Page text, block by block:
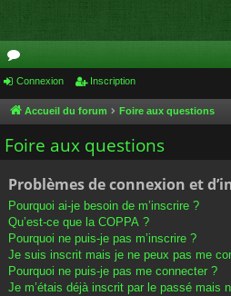
or
u
m
Connexion Inscription
Accueil du forum Foire aux questions
Foire aux questions
Problèmes de connexion et
Pourquoi ai-je besoin de m’inscrire ?
Qu’est-ce que la COPPA ?
Pourquoi ne puis-je pas m’inscrire ?
Je suis inscrit mais je ne peux pas me
Pourquoi ne puis-je pas me connecter ?
Je m’étais déjà inscrit par le passé mais